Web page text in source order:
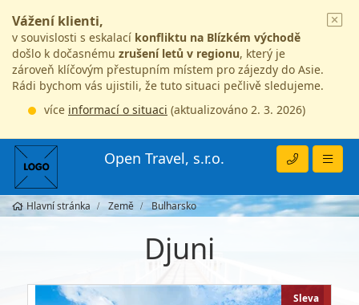
Vážení klienti,
v souvislosti s eskalací konfliktu na Blízkém východě
došlo k dočasnému zrušení letů v regionu, který je
zároveň klíčovým přestupním místem pro zájezdy do Asie.
Rádi bychom vás ujistili, že tuto situaci pečlivě sledujeme.
více informací o situaci (aktualizováno 2. 3. 2026)
Open Travel, s.r.o.
Hlavní stránka Země Bulharsko
Djuni
Sleva